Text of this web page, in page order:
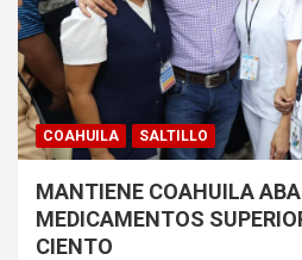
COAHUILA SALTILLO
MANTIENE COAHUILA
MEDICAMENTOS
CIENTO